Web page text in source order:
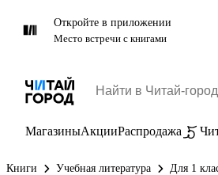
Откройте в приложении
Место встречи с книгами
МагазиныАкцииРаспродажа
Книги Учебная литература Для 1